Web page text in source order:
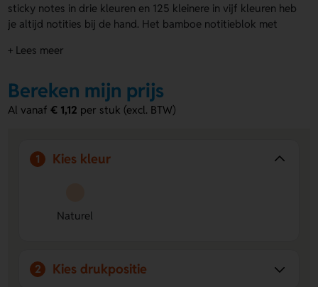
sticky notes in drie kleuren en 125 kleinere in vijf kleuren heb
je altijd notities bij de hand. Het bamboe notitieblok met
van echt bamboe. Laat de voor- en achterkant bedrukken of
uitstraling.
Voordelen van de bamboe notitieblok
Veel schrijfruimte
– In totaal 200 zelfklevende notities
in verschillende kleuren en formaten.
Te bedrukken of graveren
+ Lees meer
Bereken mijn prijs
Al vanaf€ 1,12 per stuk (excl. BTW)
1 Kies kleur
Naturel
2 Kies drukpositie